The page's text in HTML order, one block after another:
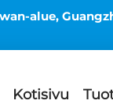
alue,
Kotisivu